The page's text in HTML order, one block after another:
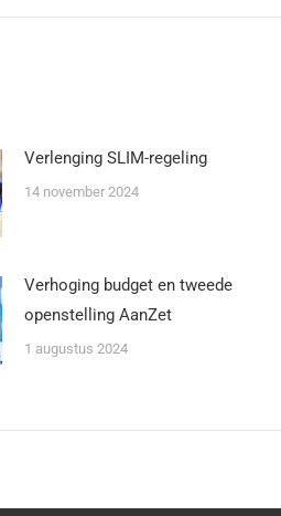
Verlenging SLIM-regeling
14 november 2024
Verhoging budget en tweede
openstelling AanZet
1 augustus 2024